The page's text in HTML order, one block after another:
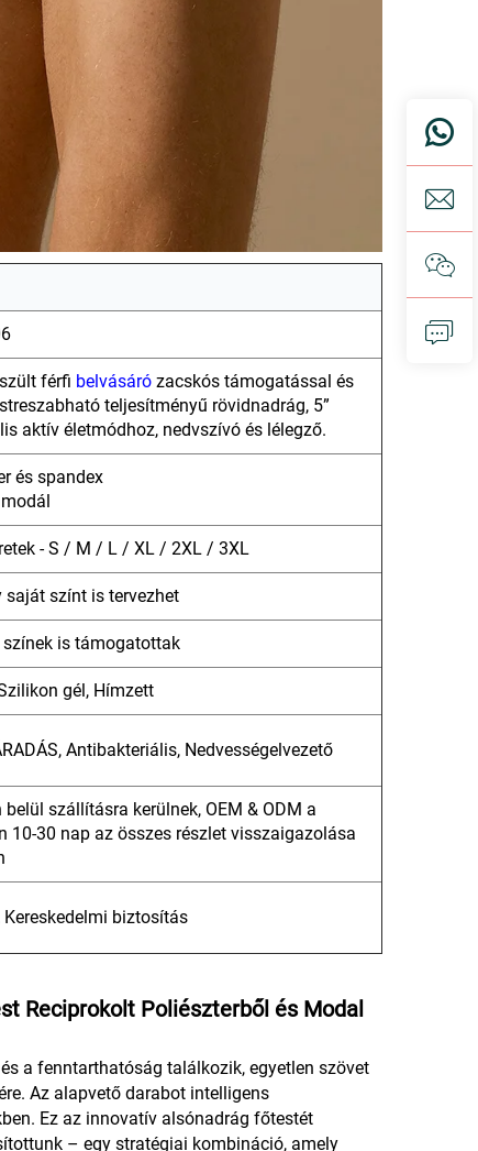
férfi belvásáró zacskós támogatással és
teljesítményű rövidnadrág, 5”
aktív életmódhoz, nedvszívó és lélegző.
és spandex
- S / M / L / XL / 2XL / 3XL
saját színt is tervezhet
színek is támogatottak
gél, Hímzett
Antibakteriális, Nedvességelvezető
szállításra kerülnek, OEM & ODM a
30 nap az összes részlet visszaigazolása
Kereskedelmi biztosítás
Reciprokolt Poliészterből és Modal
a fenntarthatóság találkozik, egyetlen szövet
Az alapvető darabot intelligens
Ez az innovatív alsónadrág főtestét
– egy stratégiai kombináció, amely